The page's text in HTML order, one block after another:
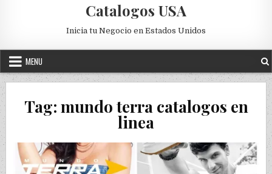
Catalogos USA
Inicia tu Negocio en Estados Unidos
MENU
Tag: mundo terra catalogos en
linea